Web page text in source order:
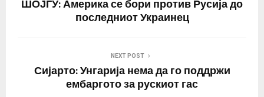
имаме. Само да речеме
ШОЈГУ: Америка се бори против Русија до
последниот Украинец
NEXT POST
Сијарто: Унгарија нема да го поддржи
ембаргото за рускиот гас